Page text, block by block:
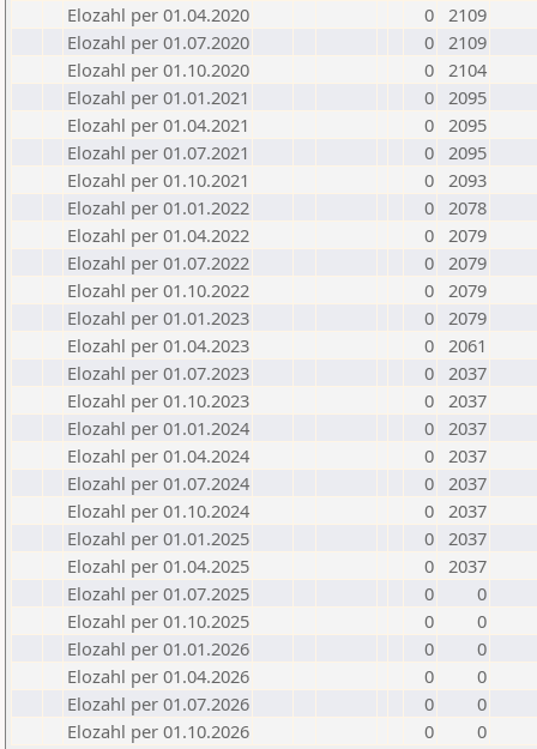
Elozahl per 01.04.2020
0 2109
Elozahl per 01.07.2020
0 2109
Elozahl per 01.10.2020
0 2104
Elozahl per 01.01.2021
0 2095
Elozahl per 01.04.2021
0 2095
Elozahl per 01.07.2021
0 2095
Elozahl per 01.10.2021
0 2093
Elozahl per 01.01.2022
0 2078
Elozahl per 01.04.2022
0 2079
Elozahl per 01.07.2022
0 2079
Elozahl per 01.10.2022
0 2079
Elozahl per 01.01.2023
0 2079
Elozahl per 01.04.2023
0 2061
Elozahl per 01.07.2023
0 2037
Elozahl per 01.10.2023
0 2037
Elozahl per 01.01.2024
0 2037
Elozahl per 01.04.2024
0 2037
Elozahl per 01.07.2024
0 2037
Elozahl per 01.10.2024
0 2037
Elozahl per 01.01.2025
0 2037
Elozahl per 01.04.2025
0 2037
Elozahl per 01.07.2025
0
0
Elozahl per 01.10.2025
0
0
Elozahl per 01.01.2026
0
0
Elozahl per 01.04.2026
0
0
Elozahl per 01.07.2026
0
0
Elozahl per 01.10.2026
0 0